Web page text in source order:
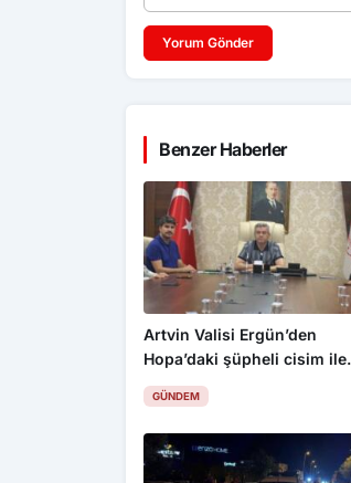
Yorum Gönder
Benzer Haberler
Artvin Valisi Ergün’den
Hopa’daki şüpheli cisim ile
ilgili açıklama: “Endişe
edilecek bir durum yok, yol
yeniden trafiğe açıldı”
GÜNDEM